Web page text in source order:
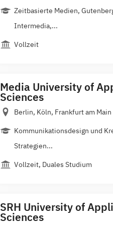
Zeitbasierte Medien,
Intermedia,...
Vollzeit
Media University of
Sciences
Berlin, Köln, Frankfurt am Main
Kommunikationsdesign und
Strategien...
Vollzeit, Duales Studium
SRH University of
Sciences